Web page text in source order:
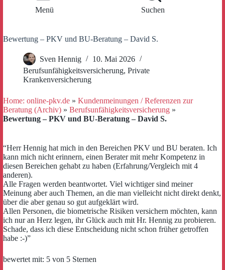
Menü Suchen
Bewertung – PKV und BU-Beratung – David S.
Sven Hennig
10. Mai 2026
Berufsunfähigkeitsversicherung, Private
Krankenversicherung
Home: online-pkv.de » Kundenmeinungen / Referenzen zur
Beratung (Archiv) » Berufsunfähigkeitsversicherung »
Bewertung – PKV und BU-Beratung – David S.
“Herr Hennig hat mich in den Bereichen PKV und BU beraten. Ich
kann mich nicht erinnern, einen Berater mit mehr Kompetenz in
diesen Bereichen gehabt zu haben (Erfahrung/Vergleich mit 4
anderen).
Alle Fragen werden beantwortet. Viel wichtiger sind meiner
Meinung aber auch Themen, an die man vielleicht nicht direkt denkt,
über die aber genau so gut aufgeklärt wird.
Allen Personen, die biometrische Risiken versichern möchten, kann
ich nur an Herz legen, ihr Glück auch mit Hr. Hennig zu probieren.
Schade, dass ich diese Entscheidung nicht schon früher getroffen
habe :-)”
bewertet mit: 5 von 5 Sternen